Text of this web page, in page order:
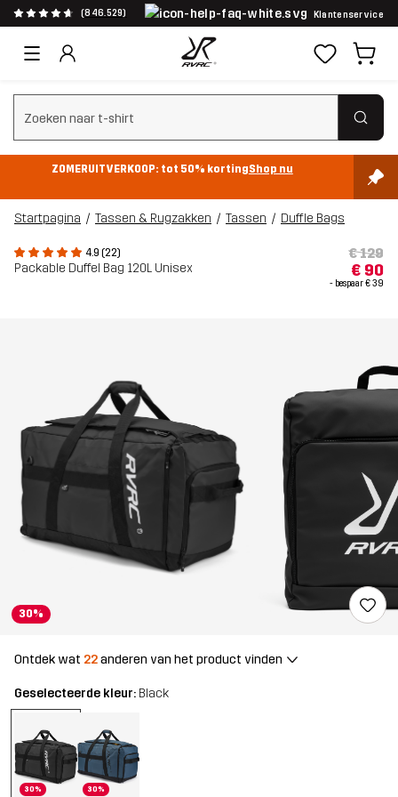
(846.529) Klantenservice
Zoeken wissen
ZOMERUITVERKOOP: tot 50% kortingShop nu
Startpagina Tassen & Rugzakken Tassen Duffle Bags
4.9 (22)
Packable Duffel Bag 120L Unisex
€ 129
€ 90
- bespaar€ 39
30%
Ontdek wat 22anderen van het product vinden
Geselecteerde kleur: Black
30% 30%